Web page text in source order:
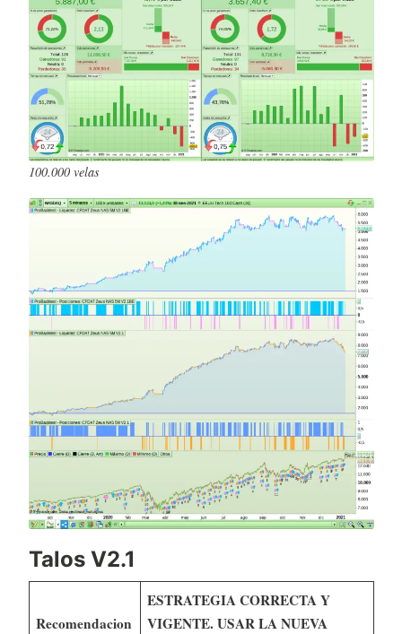
100.000 velas
Talos V2.1
Recomendacion
ESTRATEGIA CORRECTA Y
VIGENTE. USAR LA NUEVA